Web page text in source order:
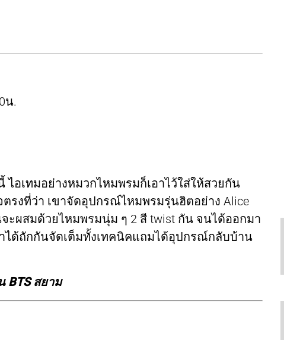
น.
อเทมอย่างหมวกไหมพรมก็เอาไว้ใส่ให้สวยกัน
รงที่ว่า เขาจัดอุปกรณ์ไหมพรมรุ่นฮิตอย่าง Alice
จะผสมด้วยไหมพรมนุ่ม ๆ 2 สี twist กัน จนได้ออกมา
ได้ถักกันจัดเต็มทั้งเทคนิคแถมได้อุปกรณ์กลับบ้าน
BTS สยาม